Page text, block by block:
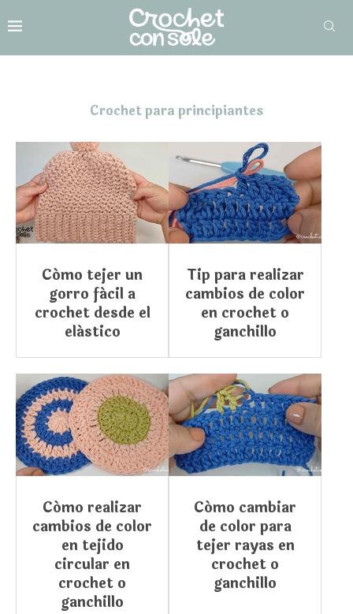
Crochet para principiantes
Cómo tejer un
gorro fácil a
crochet desde el
elástico
Tip para realizar
cambios de color
en crochet o
ganchillo
Cómo realizar
cambios de color
en tejido
circular en
crochet o
ganchillo
Cómo cambiar
de color para
tejer rayas en
crochet o
ganchillo